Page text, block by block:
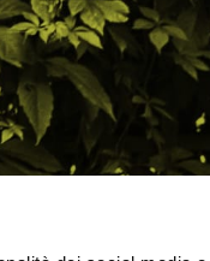
Chilometro 162 srl